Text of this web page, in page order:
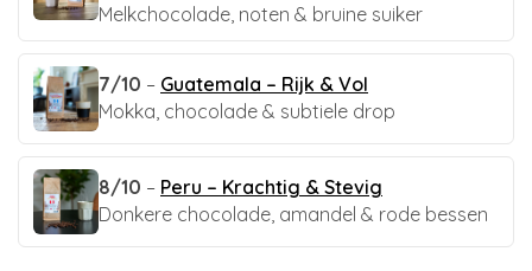
Melkchocolade, noten & bruine suiker
7/10 – Guatemala – Rijk & Vol
Mokka, chocolade & subtiele drop
8/10 – Peru – Krachtig & Stevig
Donkere chocolade, amandel & rode bessen